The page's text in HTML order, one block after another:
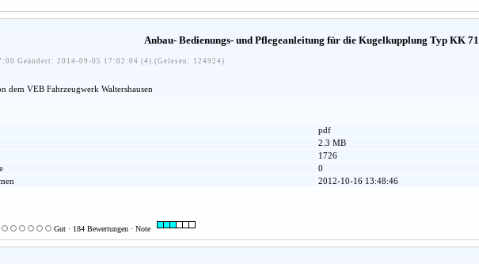
Anbau- Bedienungs- und Pflegeanleitung für die Kugelkupplung Typ KK 71
Geändert: 2014-09-05 17:02:04 (4) (Gelesen: 124924)
dem VEB Fahrzeugwerk Waltershausen
pdf
2.3 MB
1726
0
2012-10-16 13:48:46
Gut · 184 Bewertungen · Note